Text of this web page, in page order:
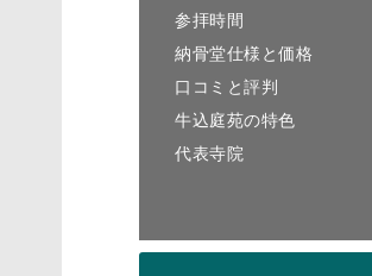
参拝時間
納骨堂仕様と価格
口コミと評判
牛込庭苑の特色
代表寺院